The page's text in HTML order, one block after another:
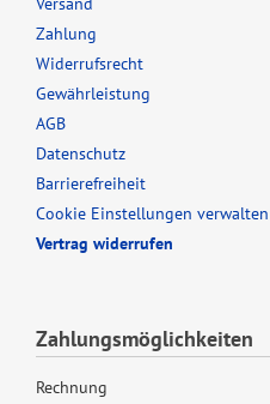
Zahlung
Widerrufsrecht
Gewährleistung
AGB
Datenschutz
Barrierefreiheit
Cookie Einstellungen verwalten
Vertrag widerrufen
Zahlungsmöglichkeiten
Rechnung